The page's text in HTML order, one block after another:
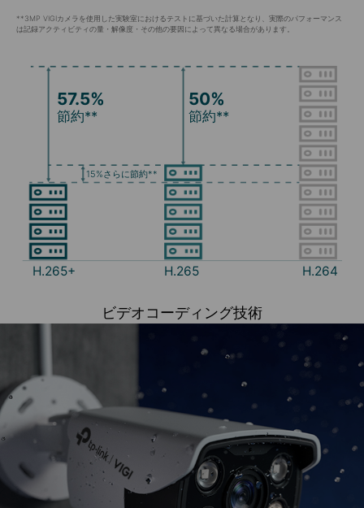
**3MP VIGIカメラを使用した実験室におけるテストに基づいた計算となり、実際のパフォーマンス
は記録アクティビティの量・解像度・その他の要因によって異なる場合があります。
57.5%
節約**
50%
節約**
15%さらに節約**
H.265+ H.265 H.264
ビデオコーディング技術